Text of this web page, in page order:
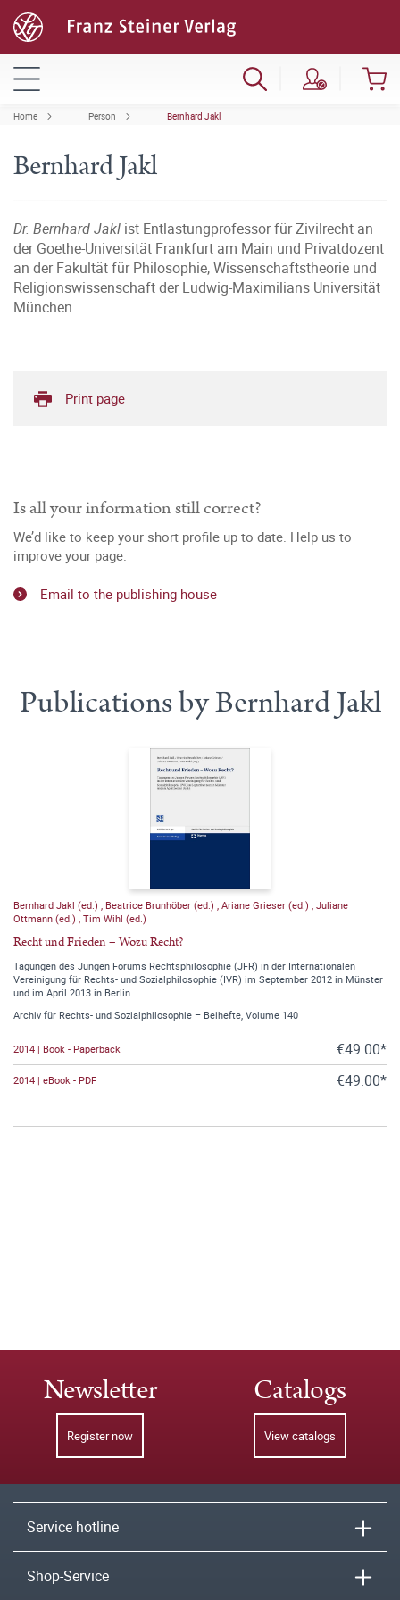
Home Person Bernhard Jakl
Bernhard Jakl
Dr. Bernhard Jakl ist Entlastungprofessor für Zivilrecht an
der Goethe-Universität Frankfurt am Main und Privatdozent
an der Fakultät für Philosophie, Wissenschaftstheorie und
Religionswissenschaft der Ludwig-Maximilians Universität
München.
Print page
Is all your information still correct?
We’d like to keep your short profile up to date. Help us to
improve your page.
Email to the publishing house
Publications by Bernhard Jakl
Bernhard Jakl (ed.) Beatrice Brunhöber (ed.) Ariane Grieser (ed.) Juliane
Ottmann (ed.) Tim Wihl (ed.)
Recht und Frieden – Wozu Recht?
Tagungen des Jungen Forums Rechtsphilosophie (JFR) in der Internationalen
Vereinigung für Rechts- und Sozialphilosophie (IVR) im September 2012 in Münster
und im April 2013 in Berlin
Archiv für Rechts- und Sozialphilosophie – Beihefte, Volume 140
2014 | Book - Paperback €49.00*
2014 | eBook - PDF €49.00*
Newsletter
Register now
Catalogs
View catalogs
Service hotline
Shop-Service